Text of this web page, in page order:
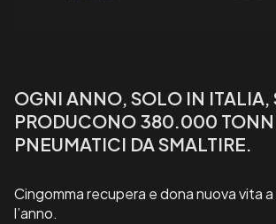
OGNI ANNO, SOLO IN ITALIA,
PRODUCONO 380.000
PNEUMATICI DA SMALTIRE.
Cingomma recupera e dona nuova vita
l’anno.